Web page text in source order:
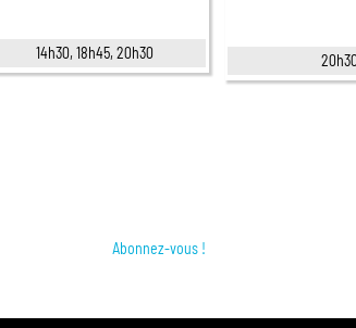
14h30, 18h45, 20h30
Abonnez-vous !